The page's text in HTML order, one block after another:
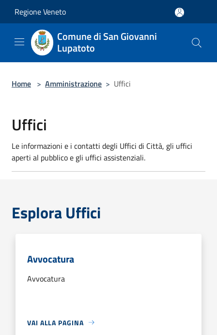
Regione Veneto
Comune di San Giovanni
Lupatoto
Home > Amministrazione > Uffici
Uffici
Le informazioni e i contatti degli Uffici di Città, gli uffici
aperti al pubblico e gli uffici assistenziali.
Esplora Uffici
Avvocatura
Avvocatura
VAI ALLA PAGINA